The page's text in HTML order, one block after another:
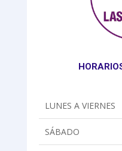
LUNES A VIERNES
SÁBADO